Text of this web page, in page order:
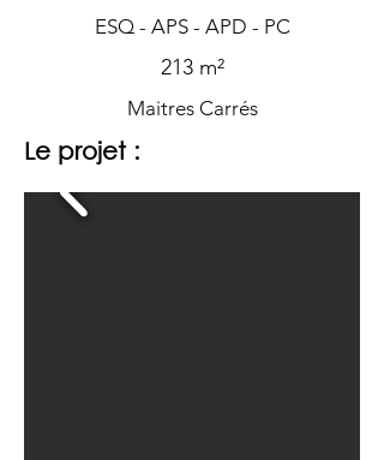
ESQ - APS - APD - PC
213 m²
Maitres Carrés
Le projet :